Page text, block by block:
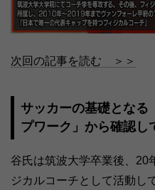
次回の記事を読む ＞＞
サッカーの基礎となる
プワーク」から確認し
谷氏は筑波大学卒業後、20
ジカルコーチとして活動し